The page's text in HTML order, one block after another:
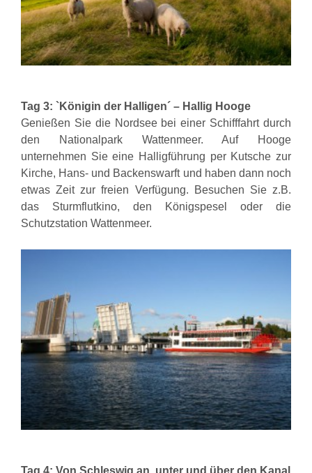
Tag 3: `Königin der Halligen´ – Hallig Hooge
Genießen Sie die Nordsee bei einer Schifffahrt durch
den Nationalpark Wattenmeer. Auf Hooge
unternehmen Sie eine Halligführung per Kutsche zur
Kirche, Hans- und Backenswarft und haben dann noch
etwas Zeit zur freien Verfügung. Besuchen Sie z.B.
das Sturmflutkino, den Königspesel oder die
Schutzstation Wattenmeer.
Tag 4: Von Schleswig an, unter und über den Kanal